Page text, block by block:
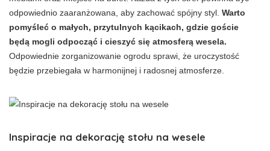
odpowiednio zaaranżowana, aby zachować spójny styl. Warto
pomyśleć o małych, przytulnych kącikach, gdzie goście
będą mogli odpocząć i cieszyć się atmosferą wesela.
Odpowiednie zorganizowanie ogrodu sprawi, że uroczystość
będzie przebiegała w harmonijnej i radosnej atmosferze.
Inspiracje na dekorację stołu na wesele